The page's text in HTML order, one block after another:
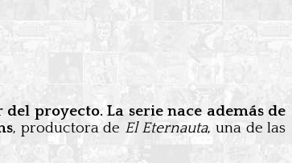
proyecto. La serie nace además de
, productora de El Eternauta, una de las